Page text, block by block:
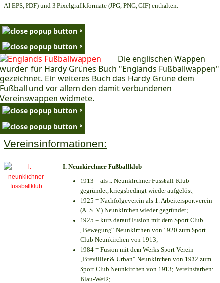
AI EPS, PDF) und 3 Pixelgrafikformate (JPG, PNG, GIF) enthalten.
×
×
Die englischen Wappen
wurden für Hardy Grünes Buch "Englands Fußballwappen"
gezeichnet. Ein weiteres Buch das Hardy Grüne dem
Fußball und vor allem den damit verbundenen
Vereinswappen widmete.
×
×
Vereinsinformationen:
I. Neunkirchner Fußballklub
1913 = als I. Neunkirchner Fussball-Klub
gegründet, kriegsbedingt wieder aufgelöst;
1925 = Nachfolgeverein als 1. Arbeitersportverein
(A. S. V.) Neunkirchen wieder gegründet;
1925 = kurz darauf Fusion mit dem Sport Club
„Bewegung“ Neunkirchen von 1920 zum Sport
Club Neunkirchen von 1913;
1984 = Fusion mit dem Werks Sport Verein
„Brevillier & Urban“ Neunkirchen von 1932 zum
Sport Club Neunkirchen von 1913; Vereinsfarben:
Blau-Weiß;